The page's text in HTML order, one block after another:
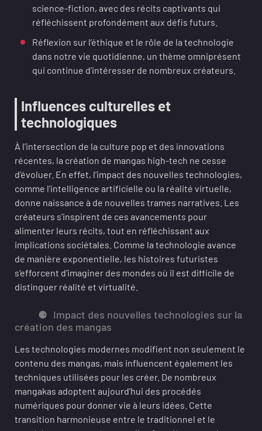
science-fiction, avec des récits captivants qui
réfléchissent profondément aux défis futurs.
Réflexion sur l’éthique et le rôle de la technologie
dans notre vie quotidienne, un thème omniprésent
qui continue d’intéresser de nombreux créateurs.
Influences culturelles et
technologiques
À l’intersection de la culture pop et des innovations
récentes, la création de mangas high-tech ne cesse
d’évoluer. En effet, l’impact des nouvelles technologies,
comme l’intelligence artificielle ou la réalité virtuelle,
donne naissance à de nouvelles trames narratives. Les
créateurs s’inspirent de ces avancements pour
alimenter leurs récits, tout en réfléchissant aux
implications sociétales. Comme la technologie avance
de manière exponentielle, les histoires futuristes
s’efforcent d’imaginer des mondes où il est difficile de
distinguer réalité et virtualité.
Impact des nouvelles technologies sur la
création des mangas
Les technologies modernes modifient non seulement le
contenu des mangas, mais influencent également les
techniques utilisées pour les créer. De nombreux
mangakas adoptent aujourd’hui des procédés
numériques pour donner vie à leurs idées. Cette
transition harmonieuse entre le traditionnel et le